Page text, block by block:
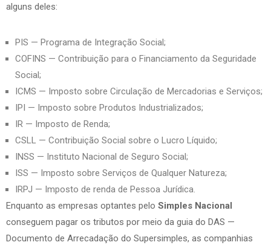
alguns deles:
PIS — Programa de Integração Social;
COFINS — Contribuição para o Financiamento da Seguridade
Social;
ICMS — Imposto sobre Circulação de Mercadorias e Serviços;
IPI — Imposto sobre Produtos Industrializados;
IR — Imposto de Renda;
CSLL — Contribuição Social sobre o Lucro Líquido;
INSS — Instituto Nacional de Seguro Social;
ISS — Imposto sobre Serviços de Qualquer Natureza;
IRPJ — Imposto de renda de Pessoa Jurídica.
Enquanto as empresas optantes pelo Simples Nacional
conseguem pagar os tributos por meio da guia do DAS —
Documento de Arrecadação do Supersimples, as companhias